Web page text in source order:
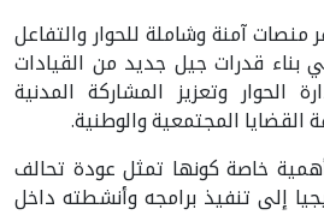
آمنة وشاملة للحوار والتفاعل
قدرات جيل جديد من القيادات
الحوار وتعزيز المشاركة المدنية
القضايا المجتمعية والوطنية.
خاصة كونها تمثل عودة تحالف
إلى تنفيذ برامجه وأنشطته داخل